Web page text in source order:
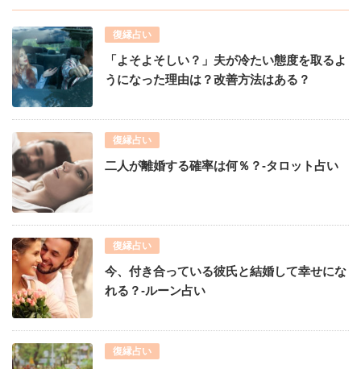
復縁占い
「よそよそしい？」夫が冷たい態度を取るよ
うになった理由は？改善方法はある？
復縁占い
二人が離婚する確率は何％？-タロット占い
復縁占い
今、付き合っている彼氏と結婚して幸せにな
れる？-ルーン占い
復縁占い